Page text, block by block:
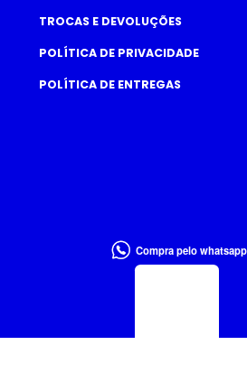
TROCAS E DEVOLUÇÕES
POLÍTICA DE PRIVACIDADE
POLÍTICA DE ENTREGAS
Compra pelo whatsapp